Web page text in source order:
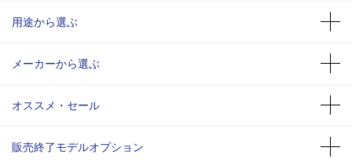
用途から選ぶ
メーカーから選ぶ
オススメ・セール
販売終了モデルオプション